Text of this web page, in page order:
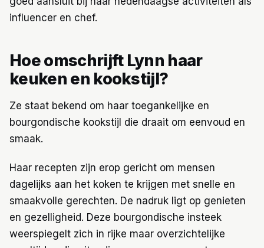
influencer en chef.
Hoe omschrijft Lynn haar
keuken en kookstijl?
Ze staat bekend om haar toegankelijke en
bourgondische kookstijl die draait om eenvoud en
smaak.
Haar recepten zijn erop gericht om mensen
dagelijks aan het koken te krijgen met snelle en
smaakvolle gerechten. De nadruk ligt op genieten
en gezelligheid. Deze bourgondische insteek
weerspiegelt zich in rijke maar overzichtelijke